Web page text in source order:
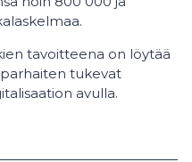
tavoitteena on löytää
tukevat
avulla.